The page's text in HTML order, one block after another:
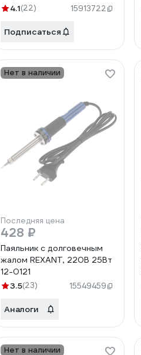
В/48 Вт 12-0139
4.1(22) 15913722
Подписаться
Нет в наличии
Последняя цена
428 ₽
Паяльник с долговечным
жалом REXANT, 220В 25Вт
12-0121
3.5(23) 15549459
Аналоги
Нет в наличии